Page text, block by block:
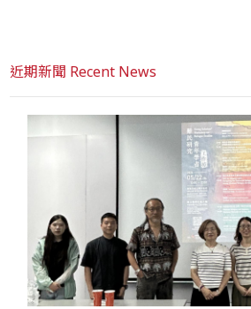
近期新聞 Recent News